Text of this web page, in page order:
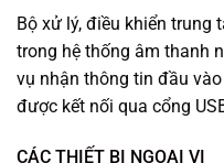
Bộ xử lý, điều khiển trung
trong hệ thống âm thanh
vụ nhận thông tin đầu
được kết nối qua cổng
CÁC THIẾT BỊ NGOẠI VI